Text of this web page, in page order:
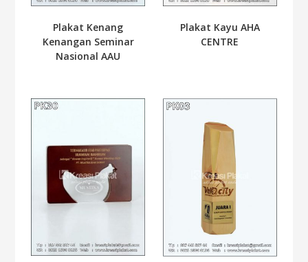
Plakat Kenang
Kenangan Seminar
Nasional AAU
Plakat Kayu AHA
CENTRE